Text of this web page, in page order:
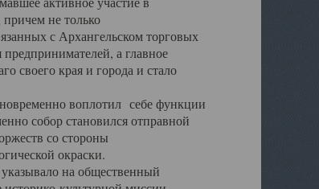
причем не только
с Архангельском торговых
а главное
своего края и города и стало
воплотил себе функции
собор становился отправной
со стороны
окраски.
на общественный